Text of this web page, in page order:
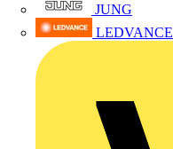
JUNG
LEDVANCE